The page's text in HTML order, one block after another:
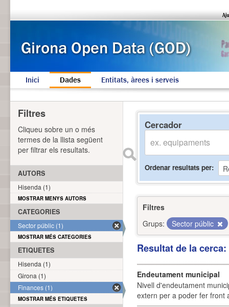
Inici Dades Entitats, àrees i serveis
Cercador
Ordenar resultats per
Filtres
Grups:
Sector públic
Resultat de la
Endeutament municipal
Nivell d'endeutament
extern per a poder fer front
Filtres
Cliqueu sobre un o més
termes de la llista següent
per filtrar els resultats.
AUTORS
Hisenda (1)
MOSTRAR MENYS AUTORS
CATEGORIES
Sector públic (1)
MOSTRAR MÉS CATEGORIES
ETIQUETES
Hisenda (1)
Girona (1)
Finances (1)
MOSTRAR MÉS ETIQUETES